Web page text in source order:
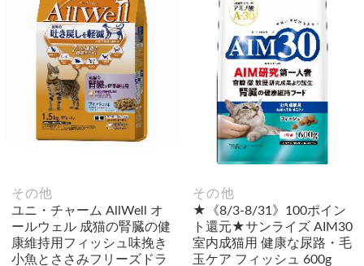
その他
ユニ・チャーム AllWell オ
ールウェル 成猫の腎臓の健
康維持用フィッシュ味挽き
小魚とささみフリーズドラ
その他
★《8/3-8/31》100ポイン
ト還元★サンライズ AIM30
室内成猫用 健康な尿路・毛
玉ケア フィッシュ 600g